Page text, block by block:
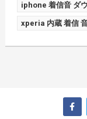
iphone 着信音 ダ
xperia 内蔵 着信